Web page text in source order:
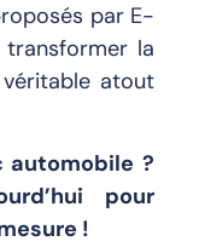
par E-
transformer la
atout
automobile ?
pour
!